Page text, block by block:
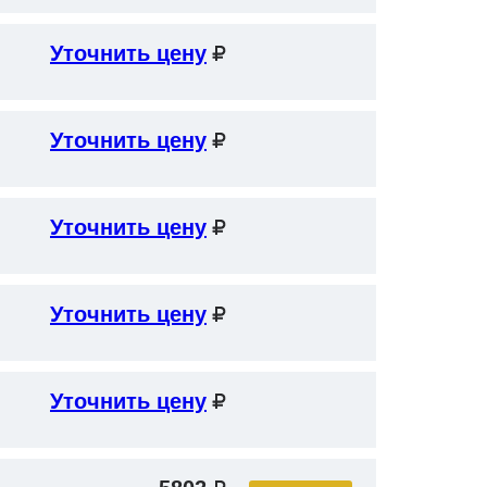
Уточнить цену
Уточнить цену
Уточнить цену
Уточнить цену
Уточнить цену